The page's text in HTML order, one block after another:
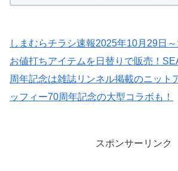
しまむらチラシ速報2025年10月29日
お値打ちアイテムを日替りで販売！
周年記念は雑誌リンネル掲載のニット
ッフィー70周年記念の大型コラボも！
スポンサーリンク